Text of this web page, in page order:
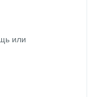
или